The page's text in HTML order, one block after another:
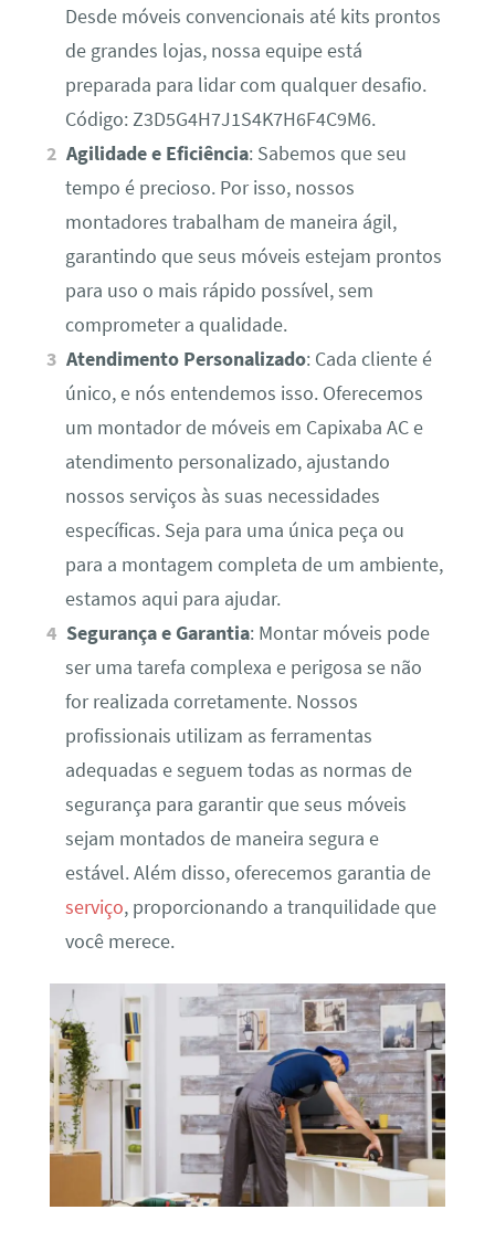
Desde móveis convencionais até kits prontos
de grandes lojas, nossa equipe está
preparada para lidar com qualquer desafio.
Código: Z3D5G4H7J1S4K7H6F4C9M6.
Agilidade e Eficiência: Sabemos que seu
tempo é precioso. Por isso, nossos
montadores trabalham de maneira ágil,
garantindo que seus móveis estejam prontos
para uso o mais rápido possível, sem
comprometer a qualidade.
Atendimento Personalizado: Cada cliente é
único, e nós entendemos isso. Oferecemos
um montador de móveis em Capixaba AC e
atendimento personalizado, ajustando
nossos serviços às suas necessidades
específicas. Seja para uma única peça ou
para a montagem completa de um ambiente,
estamos aqui para ajudar.
Segurança e Garantia: Montar móveis pode
ser uma tarefa complexa e perigosa se não
for realizada corretamente. Nossos
profissionais utilizam as ferramentas
adequadas e seguem todas as normas de
segurança para garantir que seus móveis
sejam montados de maneira segura e
estável. Além disso, oferecemos garantia de
serviço, proporcionando a tranquilidade que
você merece.